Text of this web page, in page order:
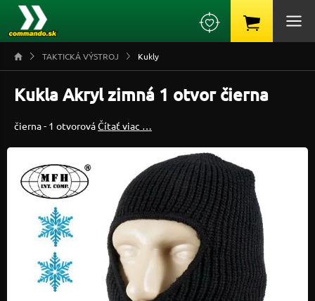
TAKTICKÁ VÝSTROJ Kukly
Kukla Akryl zimná 1 otvor čierna
čierna - 1 otvorováČítať viac …